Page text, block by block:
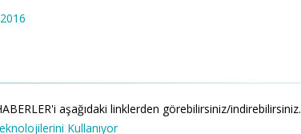
aşağıdaki linklerden görebilirsiniz/indirebilirsiniz.
Kullanıyor